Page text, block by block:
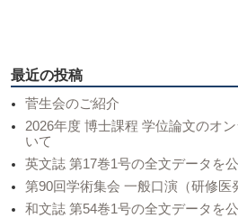
最近の投稿
菅生会のご紹介
2026年度 博士課程 学位論文のオ
いて
英文誌 第17巻1号の全文データを
第90回学術集会 一般口演（研修医
和文誌 第54巻1号の全文データを